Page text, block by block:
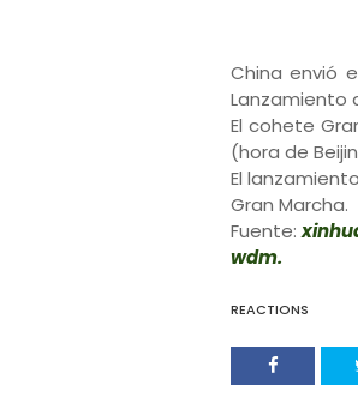
China envió
Lanzamiento
El cohete
(hora de
El
Gran Marcha.
Fuente:
wdm.
REACTIONS